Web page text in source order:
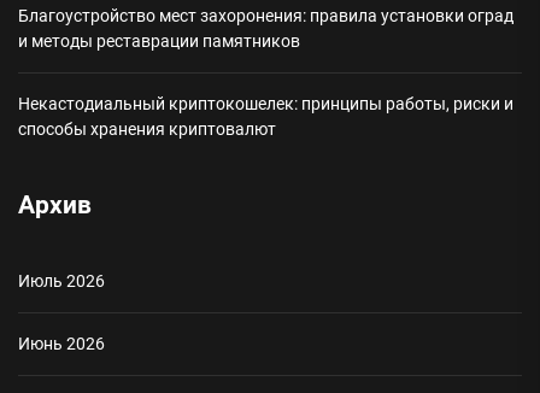
Благоустройство мест захоронения: правила установки оград
и методы реставрации памятников
Некастодиальный криптокошелек: принципы работы, риски и
способы хранения криптовалют
Архив
Июль 2026
Июнь 2026